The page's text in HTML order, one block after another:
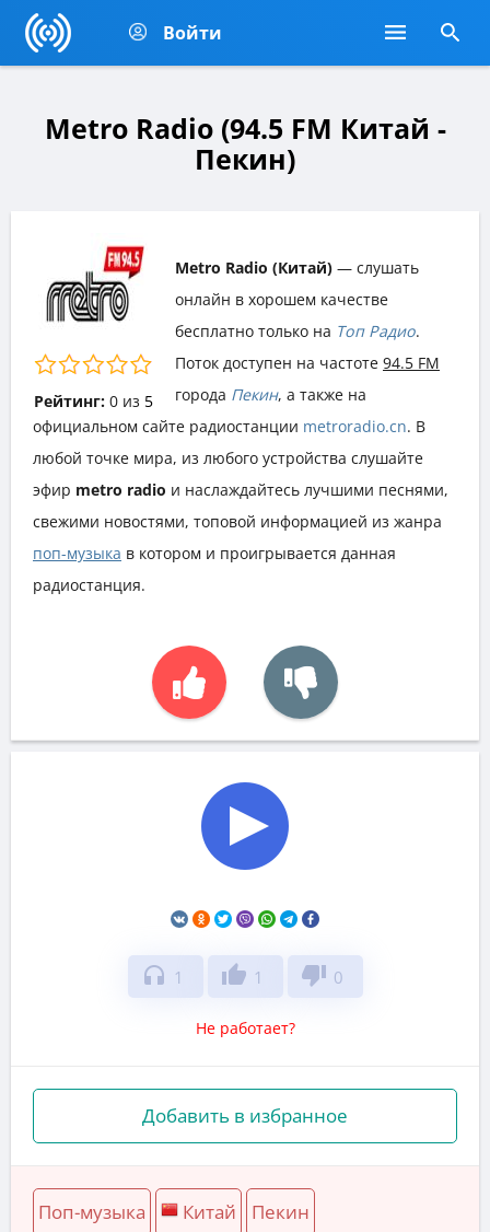
Войти
Metro Radio (94.5 FM Китай -
Пекин)
Рейтинг: 0из 5
Metro Radio (Китай) — слушать
онлайн в хорошем качестве
бесплатно только на Топ Радио.
Поток доступен на частоте 94.5 FM
города Пекин, а также на
официальном сайте радиостанции metroradio.cn. В
любой точке мира, из любого устройства слушайте
эфир metro radio и наслаждайтесь лучшими песнями,
свежими новостями, топовой информацией из жанра
поп-музыка в котором и проигрывается данная
радиостанция.
headphones 1 thumb_up 1 thumb_down 0
Не работает?
Добавить в избранное
Поп-музыка Китай Пекин